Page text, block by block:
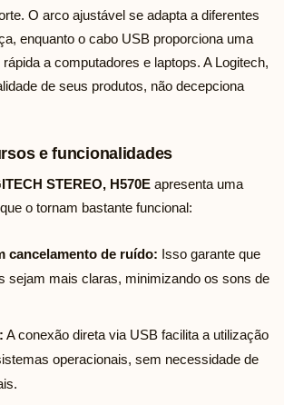
O arco ajustável se adapta a diferentes
enquanto o cabo USB proporciona uma
a computadores e laptops. A Logitech,
de seus produtos, não decepciona
e funcionalidades
STEREO, H570E apresenta uma
o tornam bastante funcional:
cancelamento de ruído: Isso garante que
sejam mais claras, minimizando os sons de
A conexão direta via USB facilita a utilização
operacionais, sem necessidade de